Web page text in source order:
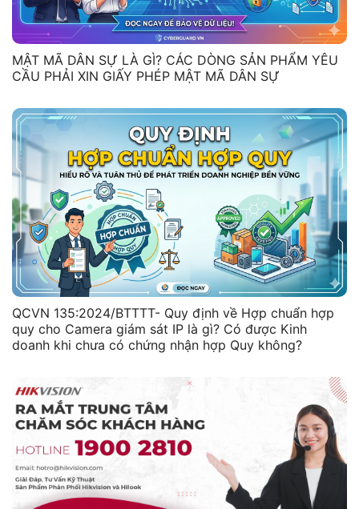
MẬT MÃ DÂN SỰ LÀ GÌ? CÁC DÒNG SẢN PHẨM YÊU
CẦU PHẢI XIN GIẤY PHÉP MẬT MÃ DÂN SỰ
QCVN 135:2024/BTTTT- Quy định về Hợp chuẩn hợp
quy cho Camera giám sát IP là gì? Có được Kinh
doanh khi chưa có chứng nhận hợp Quy không?